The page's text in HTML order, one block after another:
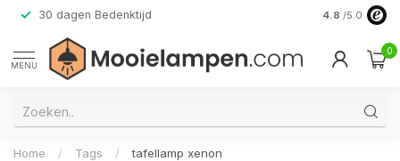
30 dagen Bedenktijd Verzending
4.8 /5.0
MENU
0
Home / Tags / tafellamp xenon